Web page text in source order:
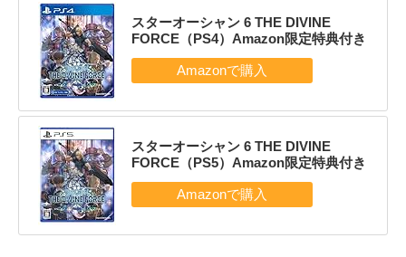
スターオーシャン 6 THE DIVINE
FORCE（PS4）Amazon限定特典付き
スターオーシャン 6 THE DIVINE
FORCE（PS5）Amazon限定特典付き